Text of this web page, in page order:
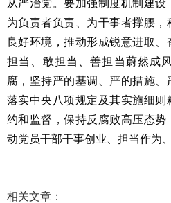
从严治党。要加强制度机制建设
为负责者负责、为干事者撑腰
良好环境，推动形成锐意进取
担当、敢担当、善担当蔚然成
腐，坚持严的基调、严的措施
落实中央八项规定及其实施细则
约和监督，保持反腐败高压态
动党员干部干事创业、担当作为
相关文章：